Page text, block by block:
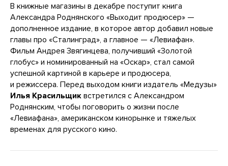
В книжные магазины в декабре поступит книга
Александра Роднянского «Выходит продюсер» —
дополненное издание, в которое автор добавил новые
главы про «Сталинград», а главное — «Левиафан».
Фильм Андрея Звягинцева, получивший «Золотой
глобус» и номинированный на «Оскар», стал самой
успешной картиной в карьере и продюсера,
и режиссера. Перед выходом книги издатель «Медузы»
Илья Красильщик встретился с Александром
Роднянским, чтобы поговорить о жизни после
«Левиафана», американском кинорынке и тяжелых
временах для русского кино.